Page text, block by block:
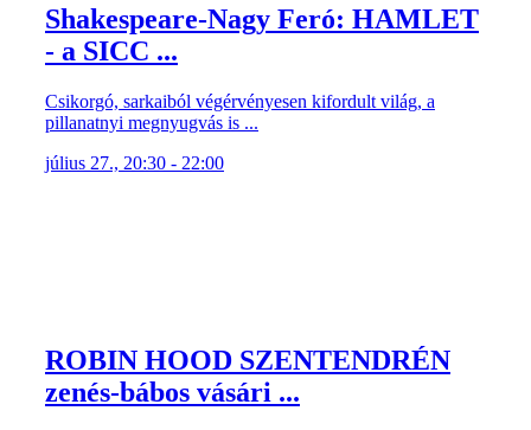
Shakespeare-Nagy Feró: HAMLET
- a SICC ...
Csikorgó, sarkaiból végérvényesen kifordult világ, a
pillanatnyi megnyugvás is ...
július 27., 20:30 - 22:00
ROBIN HOOD SZENTENDRÉN
zenés-bábos vásári ...